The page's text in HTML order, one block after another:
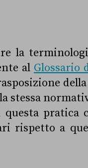
la
al Glossario
stessa
pratica
rispetto a